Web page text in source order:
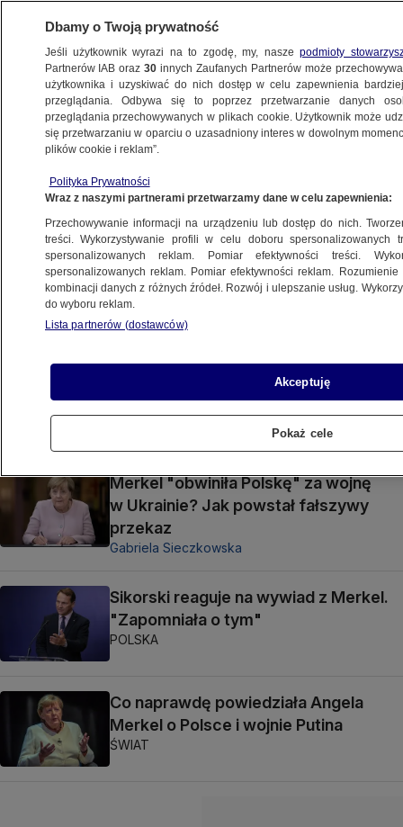
ANGELA MERKEL
Wałęsa odebrał ważne odznaczenie.
Mówił o Rosji
ŚWIAT
Mieli nie bronić parlamentu na Krymie,
bo "było takie zalecenie Merkel"
ŚWIAT
Spór o słowa Merkel, pościg
za żołnierzem, dalsze losy Polaków
z flotylli
Merkel "obwiniła Polskę" za wojnę
w Ukrainie? Jak powstał fałszywy
przekaz
Gabriela Sieczkowska
Sikorski reaguje na wywiad z Merkel.
"Zapomniała o tym"
POLSKA
Co naprawdę powiedziała Angela
Merkel o Polsce i wojnie Putina
ŚWIAT
Dbamy o Twoją prywatność
Jeśli użytkownik wyrazi na to zgodę, my, naszepodmioty
Partnerów IAB oraz30 innych Zaufanych Partnerów może
użytkownika i uzyskiwać do nich dostęp w celu zapewnienia
przeglądania. Odbywa się to poprzez przetwarzanie danych
przeglądania przechowywanych w plikach cookie. Użytkownik może
się przetwarzaniu w oparciu o uzasadniony interes w dowolnym
plików cookie i reklam”.
Polityka Prywatności
Wraz z naszymi partnerami przetwarzamy dane w celu zapewnienia:
Przechowywanie informacji na urządzeniu lub dostęp do nich.
treści. Wykorzystywanie profili w celu doboru spersonalizowanych
spersonalizowanych reklam. Pomiar efektywności treści.
spersonalizowanych reklam. Pomiar efektywności reklam.
kombinacji danych z różnych źródeł. Rozwój i ulepszanie usług.
do wyboru reklam.
Lista partnerów (dostawców)
Akceptuję
Pokaż cele